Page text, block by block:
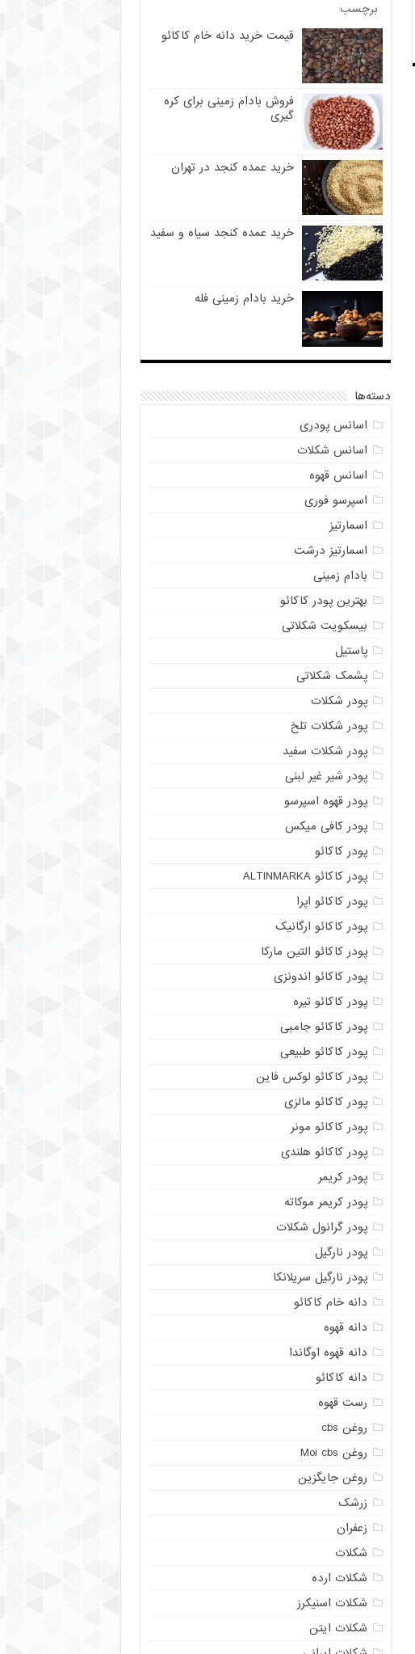
برچسب
قیمت خرید دانه خام کاکائو
فروش بادام زمینی برای کره
گیری
خرید عمده کنجد در تهران
خرید عمده کنجد سیاه و سفید
خرید بادام زمینی فله
دسته‌ها
اسانس پودری
اسانس شکلات
اسانس قهوه
اسپرسو فوری
اسمارتیز
اسمارتیز درشت
بادام زمینی
بهترین پودر کاکائو
بیسکویت شکلاتی
پاستیل
پشمک شکلاتی
پودر شکلات
پودر شکلات تلخ
پودر شکلات سفید
پودر شیر غیر لبنی
پودر قهوه اسپرسو
پودر کافی میکس
پودر کاکائو
پودر کاکائو ALTINMARKA
پودر کاکائو اپرا
پودر کاکائو ارگانیک
پودر کاکائو التین مارکا
پودر کاکائو اندونزی
پودر کاکائو تیره
پودر کاکائو جامبی
پودر کاکائو طبیعی
پودر کاکائو لوکس فاین
پودر کاکائو مالزی
پودر کاکائو مونر
پودر کاکائو هلندی
پودر کریمر
پودر کریمر موکاته
پودر گرانول شکلات
پودر نارگیل
پودر نارگیل سریلانکا
دانه خام کاکائو
دانه قهوه
دانه قهوه اوگاندا
دانه کاکائو
رست قهوه
روغن cbs
روغن Moi cbs
روغن جایگزین
زرشک
زعفران
شکلات
شکلات ارده
شکلات اسنیکرز
شکلات ایتن